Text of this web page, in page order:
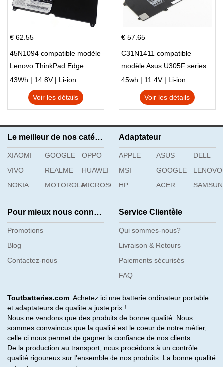
€ 62.55
45N1094 compatible modèle
Lenovo ThinkPad Edge
S230u Twist
43Wh | 14.8V | Li-ion ...
Voir les détails
€ 57.65
C31N1411 compatible
modèle Asus U305F series
45wh | 11.4V | Li-ion ...
Voir les détails
Le meilleur de nos catégories
XIAOMI GOOGLE
OPPO
VIVO
REALME
HUAWEI
NOKIA
MOTOROLAMICROSOFT
Adaptateur
APPLE ASUS
DELL
MSI
GOOGLE
LENOVO
HP
ACER
Pour mieux nous connaître
Promotions
Blog
Contactez-nous
Service Clientèle
Qui sommes-nous?
Livraison & Retours
Paiements sécurisés
FAQ
Toutbatteries.com: Achetez ici une batterie ordinateur portable
et adaptateurs de qualite a juste prix !
Nous ne vendons que des produits de bonne qualité. Nous
sommes convaincus que la qualité est le coeur de notre métier,
celle ci nous permet de gagner la confiance de nos clients.
De la production au transport, nous procédons à un contrôle
qualité rigoureux sur l'ensemble de nos produits. La bonne qualité